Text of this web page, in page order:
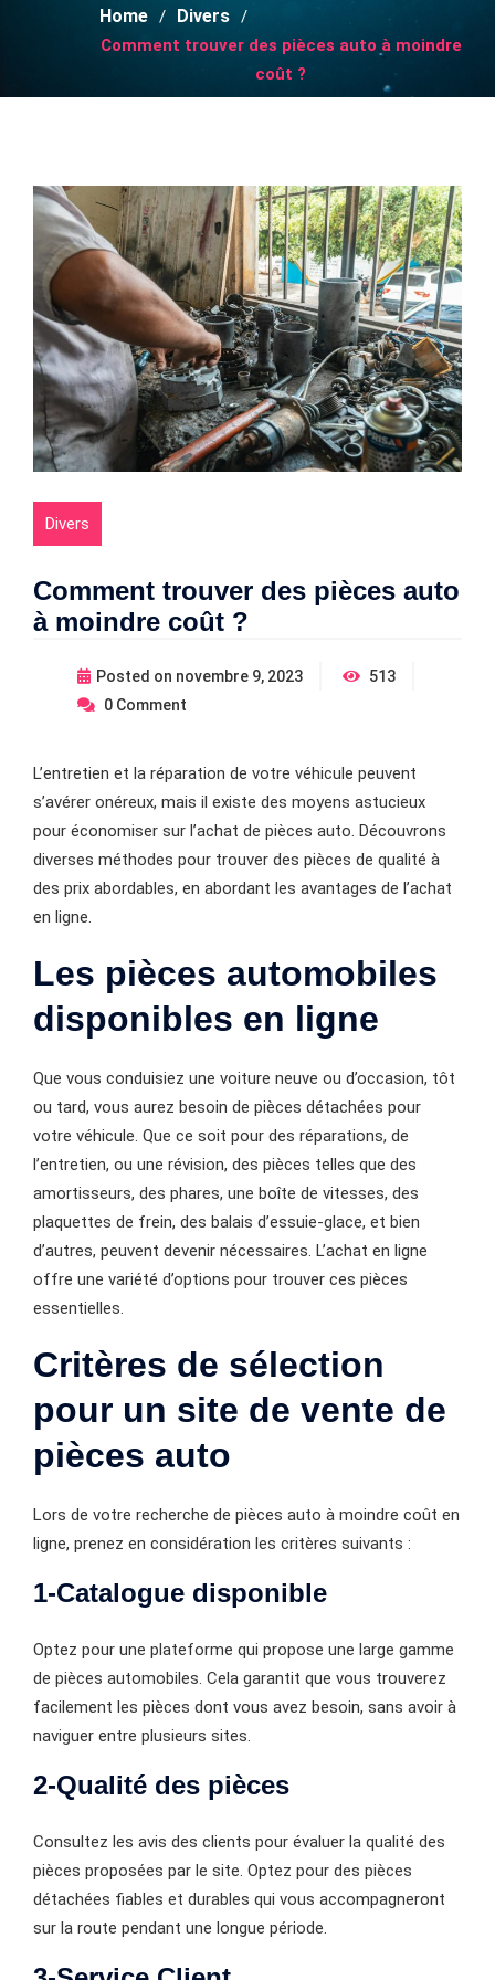
Home Divers
Comment trouver des pièces auto à moindre
coût ?
Divers
Comment trouver des pièces auto
à moindre coût ?
Posted on novembre 9, 2023
513
0 Comment
L’entretien et la réparation de votre véhicule peuvent
s’avérer onéreux, mais il existe des moyens astucieux
pour économiser sur l’achat de pièces auto. Découvrons
diverses méthodes pour trouver des pièces de qualité à
des prix abordables, en abordant les avantages de l’achat
en ligne.
Les pièces automobiles
disponibles en ligne
Que vous conduisiez une voiture neuve ou d’occasion, tôt
ou tard, vous aurez besoin de pièces détachées pour
votre véhicule. Que ce soit pour des réparations, de
l’entretien, ou une révision, des pièces telles que des
amortisseurs, des phares, une boîte de vitesses, des
plaquettes de frein, des balais d’essuie-glace, et bien
d’autres, peuvent devenir nécessaires. L’achat en ligne
offre une variété d’options pour trouver ces pièces
essentielles.
Critères de sélection
pour un site de vente de
pièces auto
Lors de votre recherche de pièces auto à moindre coût en
ligne, prenez en considération les critères suivants :
1-Catalogue disponible
Optez pour une plateforme qui propose une large gamme
de pièces automobiles. Cela garantit que vous trouverez
facilement les pièces dont vous avez besoin, sans avoir à
naviguer entre plusieurs sites.
2-Qualité des pièces
Consultez les avis des clients pour évaluer la qualité des
pièces proposées par le site. Optez pour des pièces
détachées fiables et durables qui vous accompagneront
sur la route pendant une longue période.